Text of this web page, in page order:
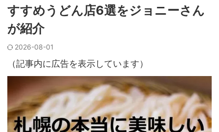
すすめうどん店6選をジョニーさん
が紹介
2026-08-01
（記事内に広告を表示しています）